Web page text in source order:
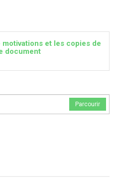
et les copies de
document
Parcourir